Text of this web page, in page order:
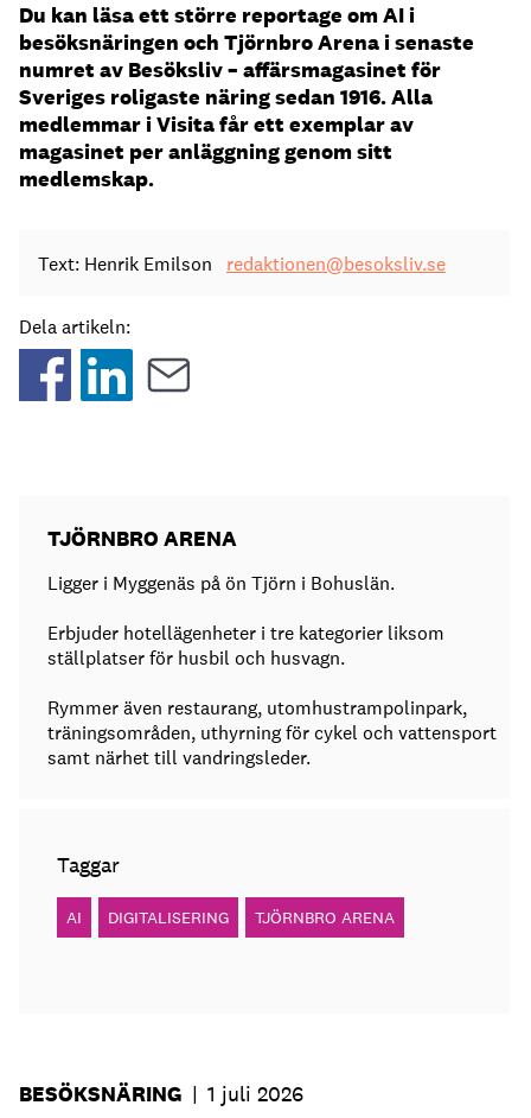
Du kan läsa ett större reportage om AI i
besöksnäringen och Tjörnbro Arena i senaste
numret av Besöksliv – affärsmagasinet för
Sveriges roligaste näring sedan 1916. Alla
medlemmar i Visita får ett exemplar av
magasinet per anläggning genom sitt
medlemskap.
Text: Henrik Emilson redaktionen@besoksliv.se
Dela artikeln:
TJÖRNBRO ARENA
Ligger i Myggenäs på ön Tjörn i Bohuslän.
Erbjuder hotellägenheter i tre kategorier liksom
ställplatser för husbil och husvagn.
Rymmer även restaurang, utomhustrampolinpark,
träningsområden, uthyrning för cykel och vattensport
samt närhet till vandringsleder.
Taggar
AI DIGITALISERING TJÖRNBRO ARENA
BESÖKSNÄRING | 1 juli 2026